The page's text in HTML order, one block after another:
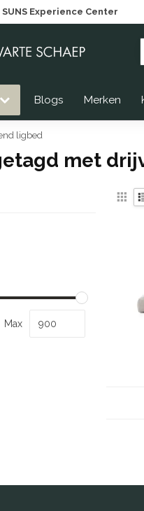
SUNS Experience Center
Blogs Merken
ligbed
met
Max